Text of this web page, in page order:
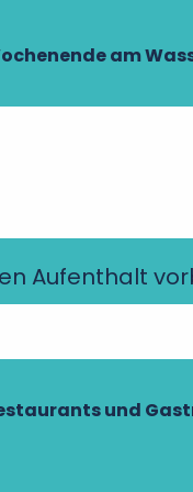
am
Aufenthalt
und
an!
und
virtuellen
helfen.